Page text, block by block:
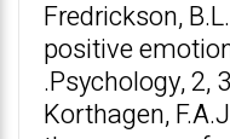
Fredrickson,
positive
Psychology, 2,
Korthagen,